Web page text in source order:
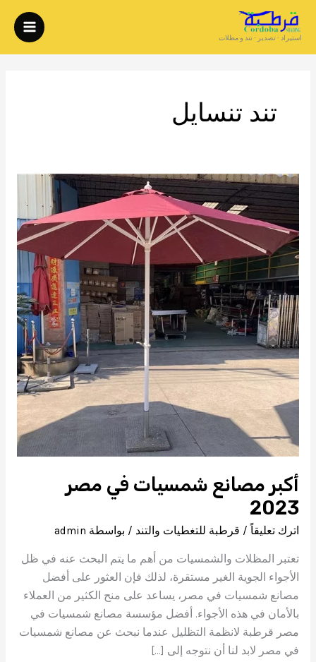
تخطي
المحتوى
استيراد - تصدير - تند و مظلات
تند تنسايل
أكبر مصانع شمسيات في مصر
2023
اترك تعليقاً / قرطبة للتغطيات والتند / بواسطة admin
تعتبر المظلات والشمسيات من أهم ما يتم البحث عنه في ظل
الأجواء الجوية الغير مستقرة، لذلك فإن العثور على أفضل
مصانع شمسيات في مصر، يساعد على منح الكثير من العملاء
بالأمان في هذه الأجواء. أفضل مؤسسة مصانع شمسيات في
مصر قرطبة لانظمة التظليل عندما نبحث عن مصانع شمسيات
في مصر لابد لنا أن نتوجه إلى […]